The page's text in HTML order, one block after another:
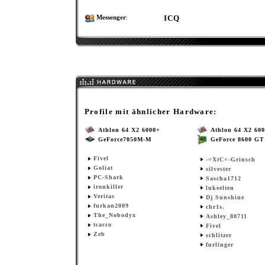
Messenger: ICQ
Profile mit ähnlicher Hardware:
Athlon 64 X2 6000+
GeForce7050M-M
Fivel
Goliat
PC-Shark
ironkiller
Veritas
furkan2009
The_Nobodyx
tcacco
Zeb
Athlon 64 X2
GeForce 8600 GT
-=XtC=-Grinsch
silvester
Sascha1712
lukeelten
Dj Sunshine
chr1s.
Ashley_80711
Fivel
schlitzer
furlinger